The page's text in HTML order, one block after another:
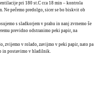
pri 180 st.C cca 18 min – kontrola
Ne pečemo predolgo, sicer se bo biskvit ob
s sladkorjem v prahu in nanj zvrnemo še
previdno odstranimo peki papir, na
zvijemo v rolado, zavijmo v peki papir, nato pa
in postavimo v hladilnik.